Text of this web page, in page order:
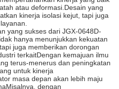
atau deformasi.Desain yang
kinerja isolasi kejut, tapi juga
yang sukses dari JGX-0648D-
hanya menunjukkan kekuatan
juga memberikan dorongan
terkaitDengan kemajuan ilmu
terus-menerus dan peningkatan
untuk kinerja
masa depan akan lebih maju
dengan